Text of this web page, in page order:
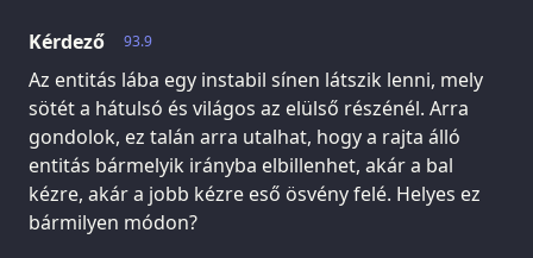
93.9
Kérdező
Az entitás lába egy instabil sínen látszik lenni, mely
sötét a hátulsó és világos az elülső részénél. Arra
gondolok, ez talán arra utalhat, hogy a rajta álló
entitás bármelyik irányba elbillenhet, akár a bal
kézre, akár a jobb kézre eső ösvény felé. Helyes ez
bármilyen módon?